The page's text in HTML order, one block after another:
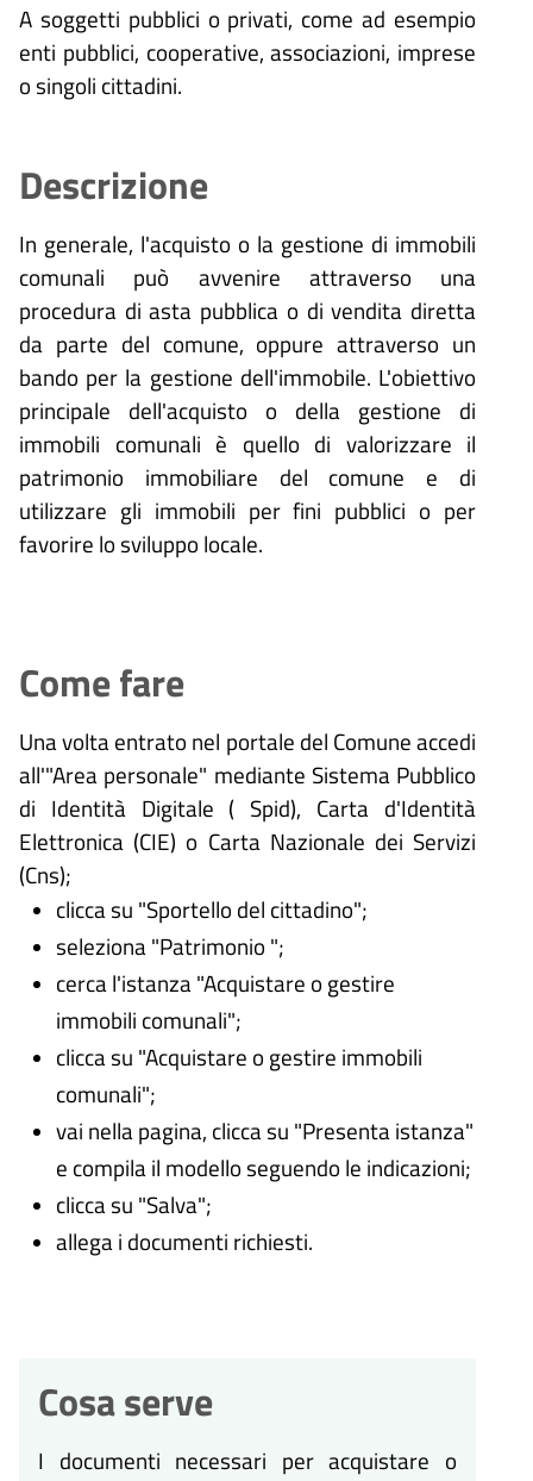
A soggetti pubblici o privati, come ad esempio
enti pubblici, cooperative, associazioni, imprese
o singoli cittadini.
Descrizione
In generale, l'acquisto o la gestione di immobili
comunali può avvenire attraverso una
procedura di asta pubblica o di vendita diretta
da parte del comune, oppure attraverso un
bando per la gestione dell'immobile. L'obiettivo
principale dell'acquisto o della gestione di
immobili comunali è quello di valorizzare il
patrimonio immobiliare del comune e di
utilizzare gli immobili per fini pubblici o per
favorire lo sviluppo locale.
Come fare
Una volta entrato nel portale del Comune accedi
all'"Area personale" mediante Sistema Pubblico
di Identità Digitale ( Spid), Carta d'Identità
Elettronica (CIE) o Carta Nazionale dei Servizi
(Cns);
clicca su "Sportello del cittadino";
seleziona "Patrimonio ";
cerca l'istanza "Acquistare o gestire
immobili comunali";
clicca su "Acquistare o gestire immobili
comunali";
vai nella pagina, clicca su "Presenta istanza"
e compila il modello seguendo le indicazioni;
clicca su "Salva";
allega i documenti richiesti.
Cosa serve
I documenti necessari per acquistare o